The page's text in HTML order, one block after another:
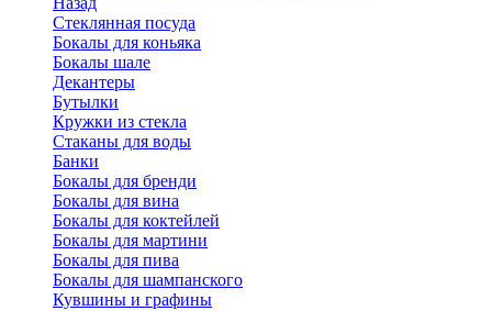
Стеклянная посуда
Бокалы для коньяка
Бокалы шале
Декантеры
Бутылки
Кружки из стекла
Стаканы для воды
Банки
Бокалы для бренди
Бокалы для вина
Бокалы для коктейлей
Бокалы для мартини
Бокалы для пива
Бокалы для шампанского
Кувшины и графины